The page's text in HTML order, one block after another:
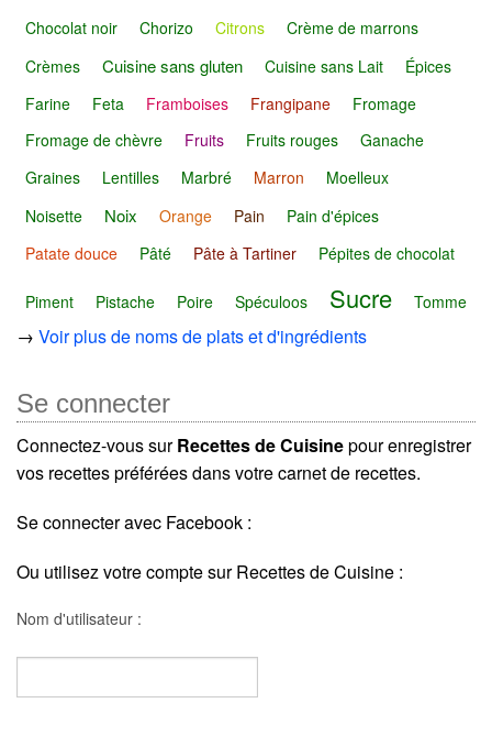
Chocolat noir Chorizo Citrons
Crème de marrons
Crèmes
Cuisine sans gluten Cuisine sans Lait
Épices
Farine
Feta Framboises Frangipane
Fromage
Fromage de chèvre
Fruits Fruits rouges
Ganache
Graines
Lentilles Marbré Marron
Moelleux
Noisette
Noix Orange Pain
Pain d'épices
Patate douce
Pâté Pâte à Tartiner Pépites de chocolat
Piment Pistache Poire Spéculoos Sucre Tomme
→ Voir plus de noms de plats et d'ingrédients
Se connecter
Connectez-vous surRecettes de Cuisinepour enregistrer
vos recettes préférées dans votre carnet de recettes.
Se connecter avec Facebook :
Ou utilisez votre compte sur Recettes de Cuisine :
Nom d'utilisateur :